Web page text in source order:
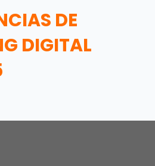
DE
DIGITAL